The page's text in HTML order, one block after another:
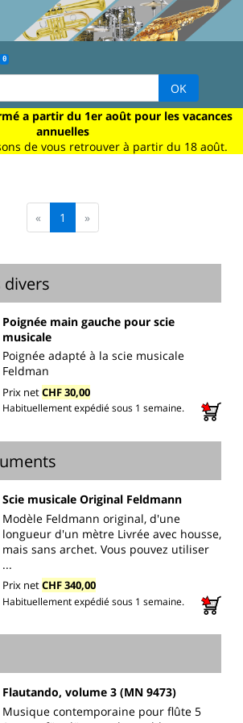
0
OK
a partir du 1er août pour les vacances
annuelles
de vous retrouver à partir du 18 août.
« 1 »
divers
Poignée main gauche pour scie
musicale
Poignée adapté à la scie musicale
Feldman
Prix netCHF 30,00
Habituellement expédié sous 1 semaine.
Scie musicale Original Feldmann
Modèle Feldmann original, d'une
longueur d'un mètre Livrée avec housse,
mais sans archet. Vous pouvez utiliser
...
Prix netCHF 340,00
Habituellement expédié sous 1 semaine.
Flautando, volume 3 (MN 9473)
Musique contemporaine pour flûte 5